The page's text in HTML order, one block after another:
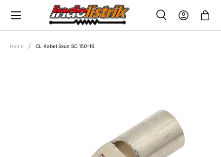
SKIP TO CONTENT
SEARCH
SearchLog in Bag
Home CL Kabel Skun SC 150-16